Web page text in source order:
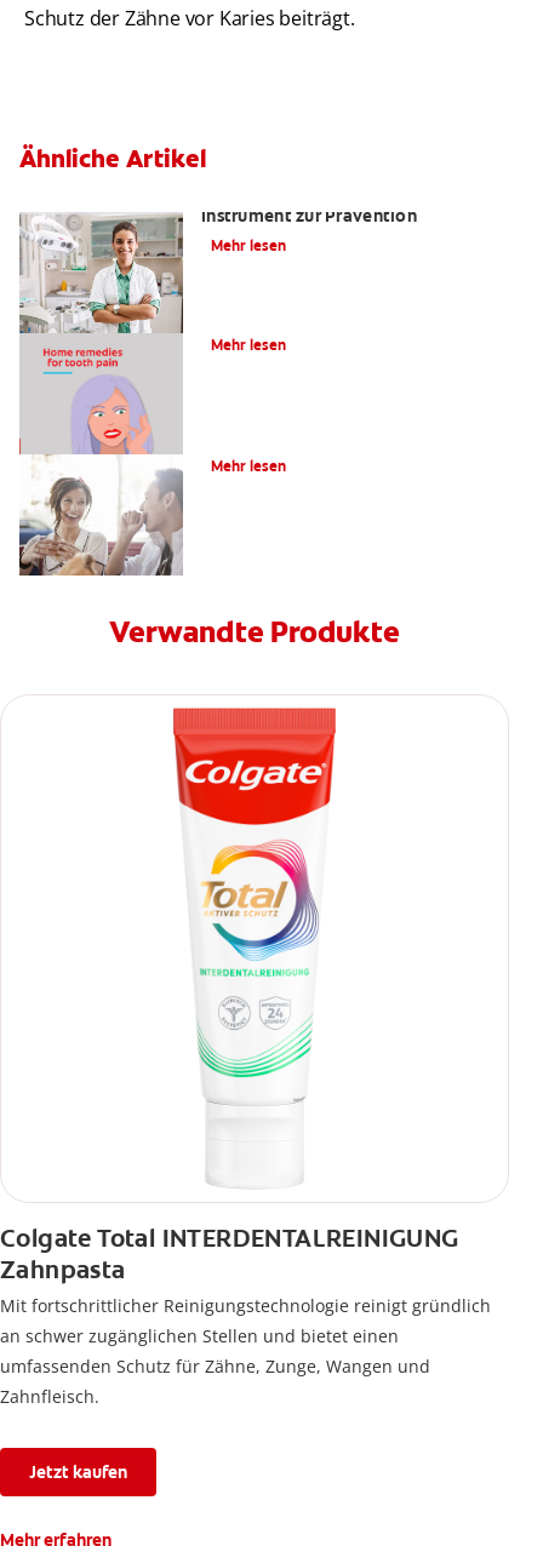
Schutz der Zähne vor Karies beiträgt.
Ähnliche Artikel
Instrument zur Prävention
Mehr lesen
Mehr lesen
Mehr lesen
Verwandte Produkte
Colgate Total INTERDENTALREINIGUNG
Zahnpasta
Mit fortschrittlicher Reinigungstechnologie reinigt gründlich
an schwer zugänglichen Stellen und bietet einen
umfassenden Schutz für Zähne, Zunge, Wangen und
Zahnfleisch.
Jetzt kaufen
Mehr erfahren